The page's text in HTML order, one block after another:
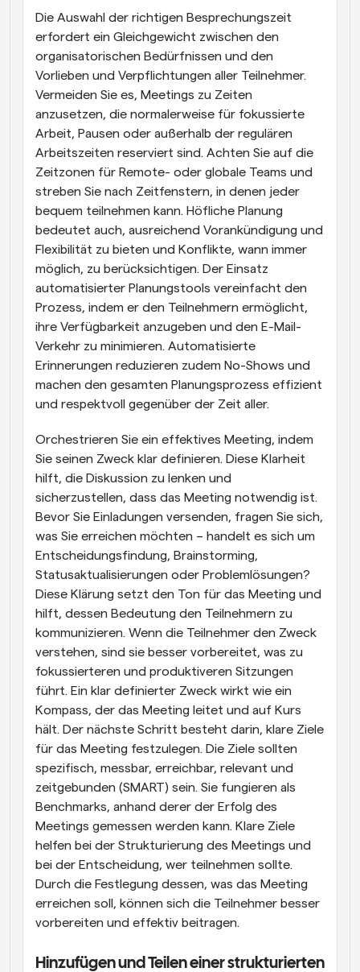
Die Auswahl der richtigen Besprechungszeit
erfordert ein Gleichgewicht zwischen den
organisatorischen Bedürfnissen und den
Vorlieben und Verpflichtungen aller Teilnehmer.
Vermeiden Sie es, Meetings zu Zeiten
anzusetzen, die normalerweise für fokussierte
Arbeit, Pausen oder außerhalb der regulären
Arbeitszeiten reserviert sind. Achten Sie auf die
Zeitzonen für Remote- oder globale Teams und
streben Sie nach Zeitfenstern, in denen jeder
bequem teilnehmen kann. Höfliche Planung
bedeutet auch, ausreichend Vorankündigung und
Flexibilität zu bieten und Konflikte, wann immer
möglich, zu berücksichtigen. Der Einsatz
automatisierter Planungstools vereinfacht den
Prozess, indem er den Teilnehmern ermöglicht,
ihre Verfügbarkeit anzugeben und den E-Mail-
Verkehr zu minimieren. Automatisierte
Erinnerungen reduzieren zudem No-Shows und
machen den gesamten Planungsprozess effizient
und respektvoll gegenüber der Zeit aller.
Orchestrieren Sie ein effektives Meeting, indem
Sie seinen Zweck klar definieren. Diese Klarheit
hilft, die Diskussion zu lenken und
sicherzustellen, dass das Meeting notwendig ist.
Bevor Sie Einladungen versenden, fragen Sie sich,
was Sie erreichen möchten – handelt es sich um
Entscheidungsfindung, Brainstorming,
Statusaktualisierungen oder Problemlösungen?
Diese Klärung setzt den Ton für das Meeting und
hilft, dessen Bedeutung den Teilnehmern zu
kommunizieren. Wenn die Teilnehmer den Zweck
verstehen, sind sie besser vorbereitet, was zu
fokussierteren und produktiveren Sitzungen
führt. Ein klar definierter Zweck wirkt wie ein
Kompass, der das Meeting leitet und auf Kurs
hält. Der nächste Schritt besteht darin, klare Ziele
für das Meeting festzulegen. Die Ziele sollten
spezifisch, messbar, erreichbar, relevant und
zeitgebunden (SMART) sein. Sie fungieren als
Benchmarks, anhand derer der Erfolg des
Meetings gemessen werden kann. Klare Ziele
helfen bei der Strukturierung des Meetings und
bei der Entscheidung, wer teilnehmen sollte.
Durch die Festlegung dessen, was das Meeting
erreichen soll, können sich die Teilnehmer besser
vorbereiten und effektiv beitragen.
Hinzufügen und Teilen einer strukturierten